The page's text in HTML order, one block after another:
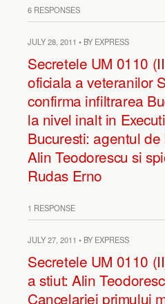
6 RESPONSES
JULY 28, 2011 • BY EXPRESS
Secretele UM 0110
oficiala a veteranilor
confirma infiltrarea
la nivel inalt in
Bucuresti: agentul
Alin Teodorescu si
Rudas Erno
1 RESPONSE
JULY 27, 2011 • BY EXPRESS
Secretele UM 0110
a stiut: Alin
Cancelariei primului